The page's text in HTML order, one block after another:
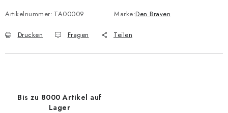
Artikelnummer: TA00009 Marke:Den Braven
Drucken Fragen Teilen
Bis zu 8000 Artikel auf
Lager